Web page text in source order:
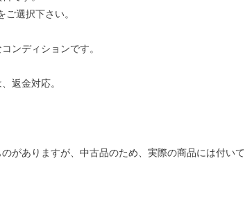
選択下さい。
ンディションです。
返金対応。
がありますが、中古品のため、実際の商品には付いて